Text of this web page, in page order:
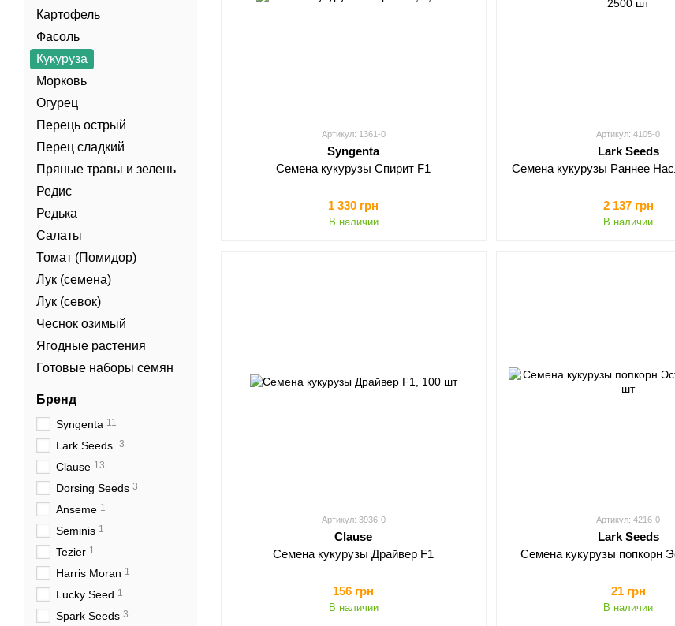
Артикул: 1361-0
Syngenta
Семена кукурузы Спирит F1
1 330 грн
В наличии
Артикул: 4105-0
Lark Seeds
Семена кукурузы Раннее
2 137 грн
В наличии
Артикул: 3936-0
Clause
Семена кукурузы Драйвер F1
156 грн
В наличии
Артикул: 4216-0
Lark Seeds
Семена кукурузы попкорн
21 грн
В наличии
Картофель
Фасоль
Кукуруза
Морковь
Огурец
Перець острый
Перец сладкий
Пряные травы и зелень
Редис
Редька
Салаты
Томат (Помидор)
Лук (семена)
Лук (севок)
Чеснок озимый
Ягодные растения
Готовые наборы семян
Бренд
Syngenta 11
Lark Seeds 3
Clause 13
Dorsing Seeds 3
Anseme 1
Seminis 1
Tezier 1
Harris Moran 1
Lucky Seed 1
Spark Seeds 3